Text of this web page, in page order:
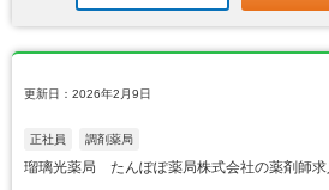
更新日：2026年2月9日
正社員 調剤薬局
瑠璃光薬局 たんぽぽ薬局株式会社の薬剤師求